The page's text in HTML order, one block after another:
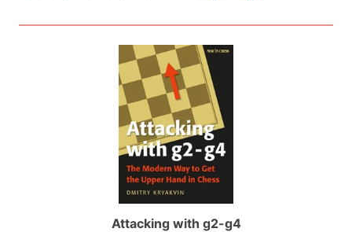
Attacking with g2-g4